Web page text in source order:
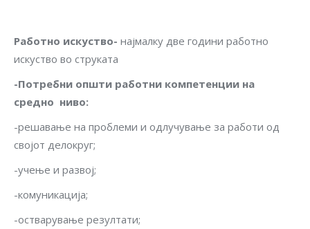
Работно искуство- најмалку две години работно
искуство во струката
-Потребни општи работни компетенции на
средно ниво:
-решавање на проблеми и одлучување за работи од
својот делокруг;
-учење и развој;
-комуникација;
-остварување резултати;